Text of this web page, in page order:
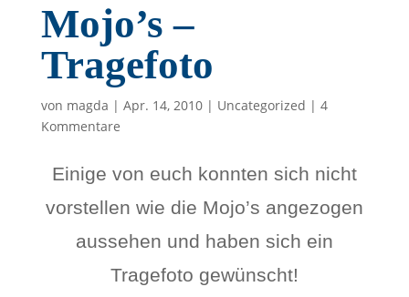
Mojo’s –
Tragefoto
von magda | Apr. 14, 2010| Uncategorized | 4
Kommentare
Einige von euch konnten sich nicht
vorstellen wie die Mojo’s angezogen
aussehen und haben sich ein
Tragefoto gewünscht!